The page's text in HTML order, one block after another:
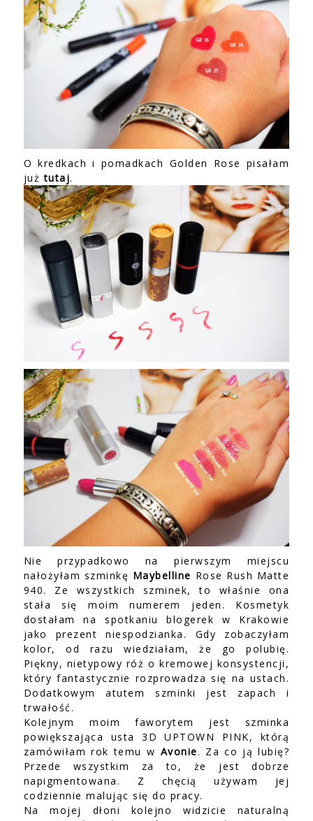
O kredkach i pomadkach Golden Rose pisałam
jużtutaj.
Nie przypadkowo na pierwszym miejscu
nałożyłam szminkę Maybelline Rose Rush Matte
940. Ze wszystkich szminek, to właśnie ona
stała się moim numerem jeden. Kosmetyk
dostałam na spotkaniu blogerek w Krakowie
jako prezent niespodzianka. Gdy zobaczyłam
kolor, od razu wiedziałam, że go polubię.
Piękny, nietypowy róż o kremowej konsystencji,
który fantastycznie rozprowadza się na ustach.
Dodatkowym atutem szminki jest zapach i
trwałość.
Kolejnym moim faworytem jest szminka
powiększająca usta 3D UPTOWN PINK, którą
zamówiłam rok temu w Avonie. Za co ją lubię?
Przede wszystkim za to, że jest dobrze
napigmentowana. Z chęcią używam jej
codziennie malując się do pracy.
Na mojej dłoni kolejno widzicie naturalną